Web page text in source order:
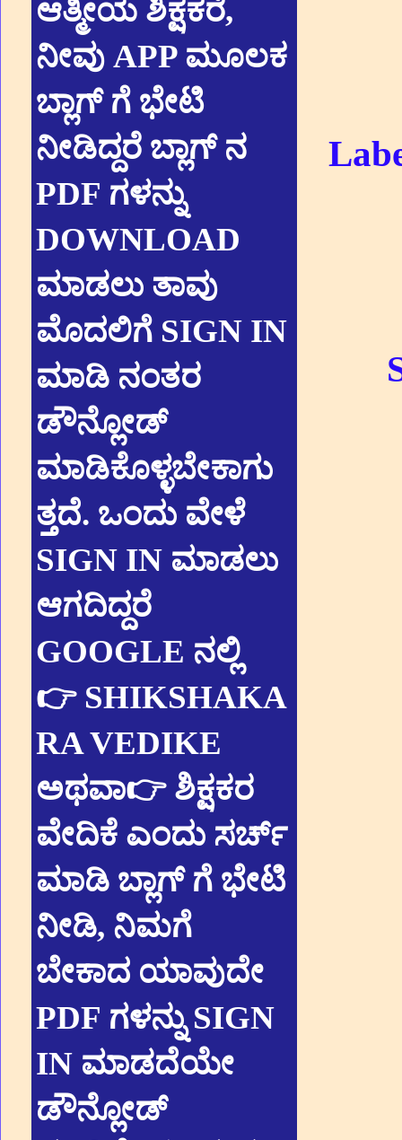
ಆತ್ಮೀಯ ಶಿಕ್ಷಕರೆ,
ನೀವು APP ಮೂಲಕ
ಬ್ಲಾಗ್ ಗೆ ಭೇಟಿ
ನೀಡಿದ್ದರೆ ಬ್ಲಾಗ್ ನ
PDF ಗಳನ್ನು
DOWNLOAD
ಮಾಡಲು ತಾವು
ಮೊದಲಿಗೆ SIGN IN
ಮಾಡಿ ನಂತರ
ಡೌನ್ಲೋಡ್
ಮಾಡಿಕೊಳ್ಳಬೇಕಾಗು
ತ್ತದೆ. ಒಂದು ವೇಳೆ
SIGN IN ಮಾಡಲು
ಆಗದಿದ್ದರೆ
GOOGLE ನಲ್ಲಿ
👉 SHIKSHAKA
RA VEDIKE
ಅಥವಾ👉 ಶಿಕ್ಷಕರ
ವೇದಿಕೆ ಎಂದು ಸರ್ಚ್
ಮಾಡಿ ಬ್ಲಾಗ್ ಗೆ ಭೇಟಿ
ನೀಡಿ, ನಿಮಗೆ
ಬೇಕಾದ ಯಾವುದೇ
PDF ಗಳನ್ನು SIGN
IN ಮಾಡದೆಯೇ
ಡೌನ್ಲೋಡ್